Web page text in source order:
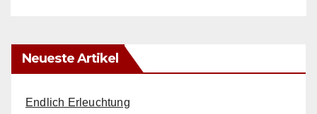
Neueste Artikel
Endlich Erleuchtung